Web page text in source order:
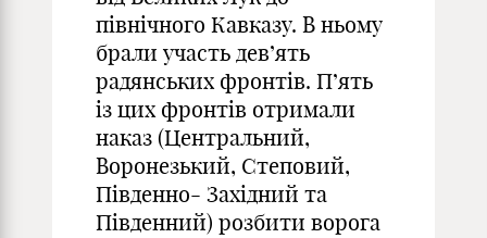
північного Кавказу. В ньому
брали участь дев’ять
радянських фронтів. П’ять
із цих фронтів отримали
наказ (Центральний,
Воронезький, Степовий,
Південно- Західний та
Південний) розбити ворога